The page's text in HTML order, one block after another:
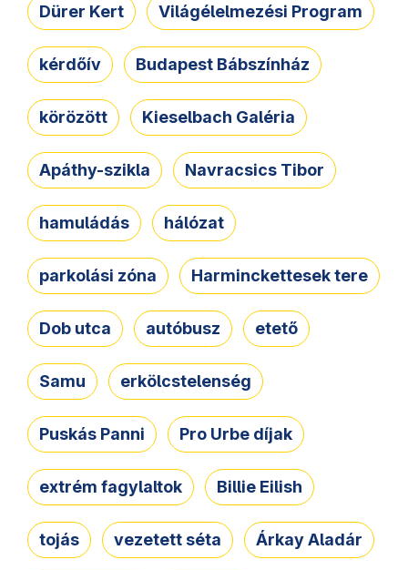
Dürer Kert Világélelmezési Program
kérdőív Budapest Bábszínház
körözött Kieselbach Galéria
Apáthy-szikla Navracsics Tibor
hamuládás hálózat
parkolási zóna Harminckettesek tere
Dob utca autóbusz etető
Samu erkölcstelenség
Puskás Panni Pro Urbe díjak
extrém fagylaltok Billie Eilish
tojás vezetett séta Árkay Aladár